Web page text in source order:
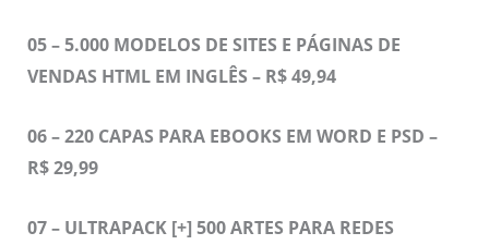
05 – 5.000 MODELOS DE SITES E PÁGINAS DE
VENDAS HTML EM INGLÊS – R$ 49,94
06 – 220 CAPAS PARA EBOOKS EM WORD E PSD –
R$ 29,99
07 – ULTRAPACK [+] 500 ARTES PARA REDES